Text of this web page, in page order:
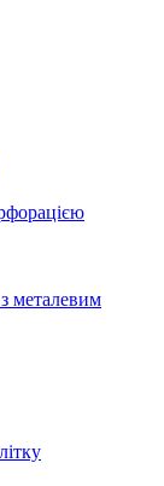
металевим